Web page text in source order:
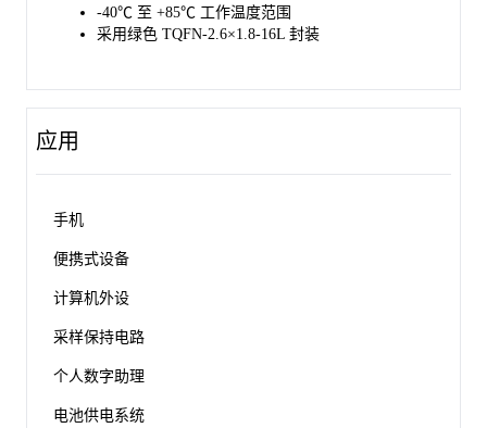
-40℃ 至 +85℃ 工作温度范围
采用绿色 TQFN-2.6×1.8-16L 封装
应用
手机
便携式设备
计算机外设
采样保持电路
个人数字助理
电池供电系统